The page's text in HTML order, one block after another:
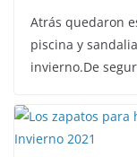
Atrás quedaron
piscina y
invierno.De